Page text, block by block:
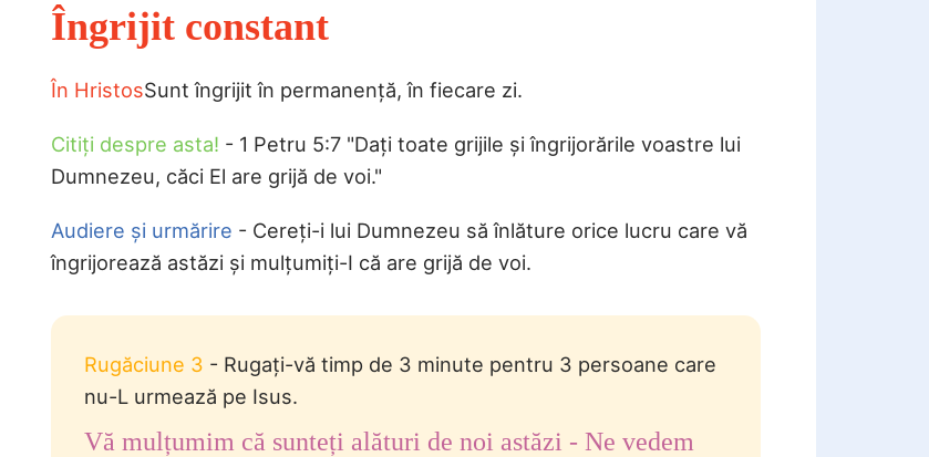
Îngrijit constant
În HristosSunt îngrijit în permanență, în fiecare zi.
Citiți despre asta! - 1 Petru 5:7 "Dați toate grijile și îngrijorările voastre lui
Dumnezeu, căci El are grijă de voi."
Audiere și urmărire - Cereți-i lui Dumnezeu să înlăture orice lucru care vă
îngrijorează astăzi și mulțumiți-I că are grijă de voi.
Rugăciune 3 - Rugați-vă timp de 3 minute pentru 3 persoane care
nu-L urmează pe Isus.
Vă mulțumim că sunteți alături de noi astăzi - Ne vedem